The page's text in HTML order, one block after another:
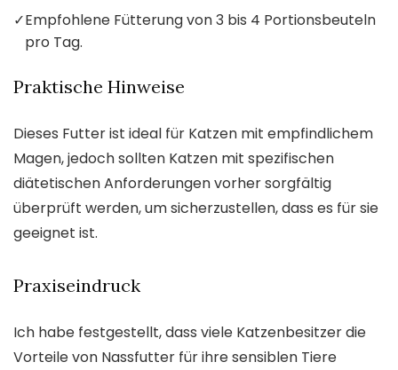
✓Empfohlene Fütterung von 3 bis 4 Portionsbeuteln
pro Tag.
Praktische Hinweise
Dieses Futter ist ideal für Katzen mit empfindlichem
Magen, jedoch sollten Katzen mit spezifischen
diätetischen Anforderungen vorher sorgfältig
überprüft werden, um sicherzustellen, dass es für sie
geeignet ist.
Praxiseindruck
Ich habe festgestellt, dass viele Katzenbesitzer die
Vorteile von Nassfutter für ihre sensiblen Tiere